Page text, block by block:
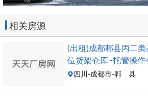
相关房源
(出租)成都郫县丙二
位货架仓库~托管操
四川-成都市-郫 县